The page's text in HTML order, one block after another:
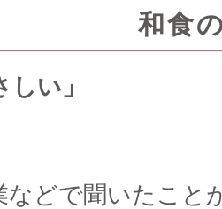
和食
しい」
などで聞いたこと